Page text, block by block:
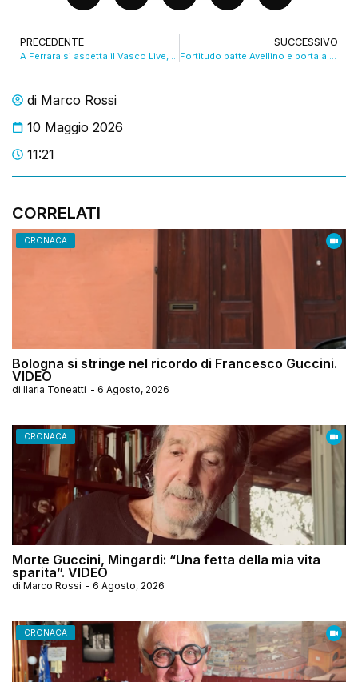
di Marco Rossi
10 Maggio 2026
11:21
CORRELATI
CRONACA
Bologna si stringe nel ricordo di Francesco Guccini.
VIDEO
di Ilaria Toneatti - 6 Agosto, 2026
CRONACA
Morte Guccini, Mingardi: “Una fetta della mia vita
sparita”. VIDEO
di Marco Rossi - 6 Agosto, 2026
CRONACA
PRECEDENTE
A Ferrara si aspetta il Vasco Live, la mostra di Guido Harari. VIDEO
SUCCESSIVO
Fortitudo batte Avellino e porta a casa gara-2